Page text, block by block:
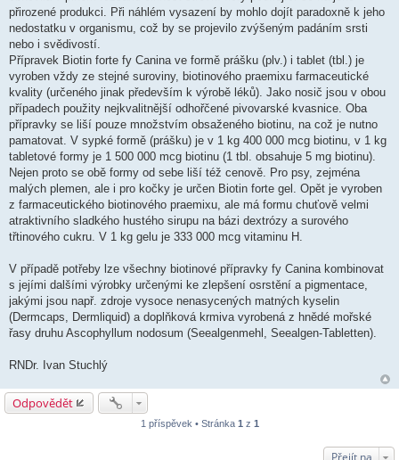
přirozené produkci. Při náhlém vysazení by mohlo dojít paradoxně k jeho
nedostatku v organismu, což by se projevilo zvýšeným padáním srsti
nebo i svědivostí.
Přípravek Biotin forte fy Canina ve formě prášku (plv.) i tablet (tbl.) je
vyroben vždy ze stejné suroviny, biotinového praemixu farmaceutické
kvality (určeného jinak především k výrobě léků). Jako nosič jsou v obou
případech použity nejkvalitnější odhořčené pivovarské kvasnice. Oba
přípravky se liší pouze množstvím obsaženého biotinu, na což je nutno
pamatovat. V sypké formě (prášku) je v 1 kg 400 000 mcg biotinu, v 1 kg
tabletové formy je 1 500 000 mcg biotinu (1 tbl. obsahuje 5 mg biotinu).
Nejen proto se obě formy od sebe liší též cenově. Pro psy, zejména
malých plemen, ale i pro kočky je určen Biotin forte gel. Opět je vyroben
z farmaceutického biotinového praemixu, ale má formu chuťově velmi
atraktivního sladkého hustého sirupu na bázi dextrózy a surového
třtinového cukru. V 1 kg gelu je 333 000 mcg vitaminu H.
V případě potřeby lze všechny biotinové přípravky fy Canina kombinovat
s jejími dalšími výrobky určenými ke zlepšení osrstění a pigmentace,
jakými jsou např. zdroje vysoce nenasycených matných kyselin
(Dermcaps, Dermliquid) a doplňková krmiva vyrobená z hnědé mořské
řasy druhu Ascophyllum nodosum (Seealgenmehl, Seealgen-Tabletten).
RNDr. Ivan Stuchlý
Odpovědět
1 příspěvek • Stránka 1 z 1
Přejít na